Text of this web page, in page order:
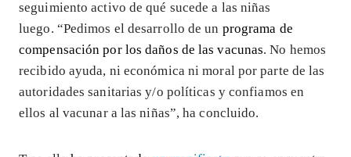
seguimiento activo de qué sucede a las niñas
luego. “Pedimos el desarrollo de un programa de
compensación por los daños de las vacunas. No hemos
recibido ayuda, ni económica ni moral por parte de las
autoridades sanitarias y/o políticas y confiamos en
ellos al vacunar a las niñas”, ha concluido.